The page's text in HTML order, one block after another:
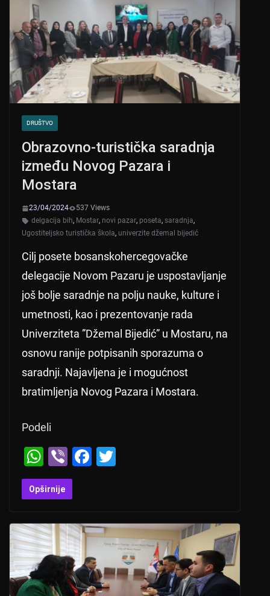
p
o
k
DRUŠTVO
Obrazovno-turistička saradnja
između Novog Pazara i
Mostara
23/04/2024
537 Views
delgacija bih, Mostar, novi pazar, poseta, saradnja,
Ugostiteljsko turistička škola, univerzite džemal bijedić
Cilj posete bosanskohercegovačke
delegacije Novom Pazaru je uspostavljanje
još bolje saradnje na polju nauke, kulture i
umetnosti, kao i prezentovanje rada
Univerziteta ”Džemal Bijedić” u Mostaru, na
osnovu ranije potpisanih sporazuma o
saradnji. Najavljena je i mogućnost
bratimljenja Novog Pazara i Mostara.
Podeli
W
h
at
A
p
Vi
b
er
F
b
o
o
Opširnije